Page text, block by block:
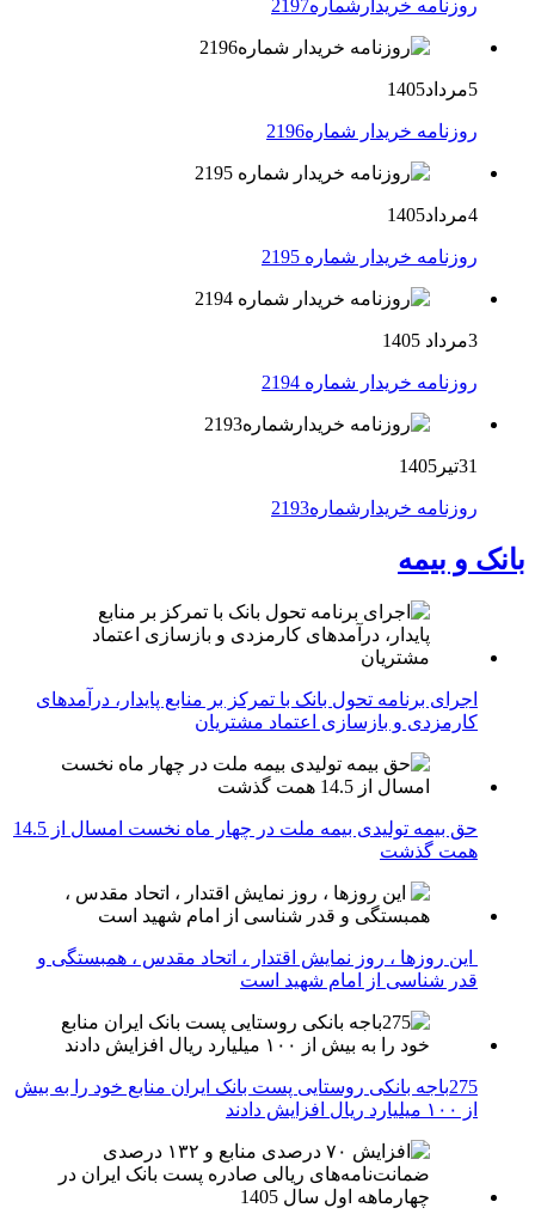
روزنامه خریدارشماره2197
5مرداد1405
روزنامه خریدار شماره2196
4مرداد1405
روزنامه خریدار شماره 2195
3مرداد 1405
روزنامه خریدار شماره 2194
31تیر1405
روزنامه خریدارشماره2193
بانک و بیمه
اجرای برنامه تحول بانک با تمرکز بر منابع پایدار، درآمدهای
کارمزدی و بازسازی اعتماد مشتریان
حق بیمه تولیدی بیمه ملت در چهار ماه نخست امسال از 14.5
همت گذشت
این روزها ، روز نمایش اقتدار ، اتحاد مقدس ، همبستگی و
قدر شناسی از امام شهید است
275باجه بانکی روستایی پست بانک ایران منابع خود را به بیش
از ۱۰۰ میلیارد ریال افزایش دادند